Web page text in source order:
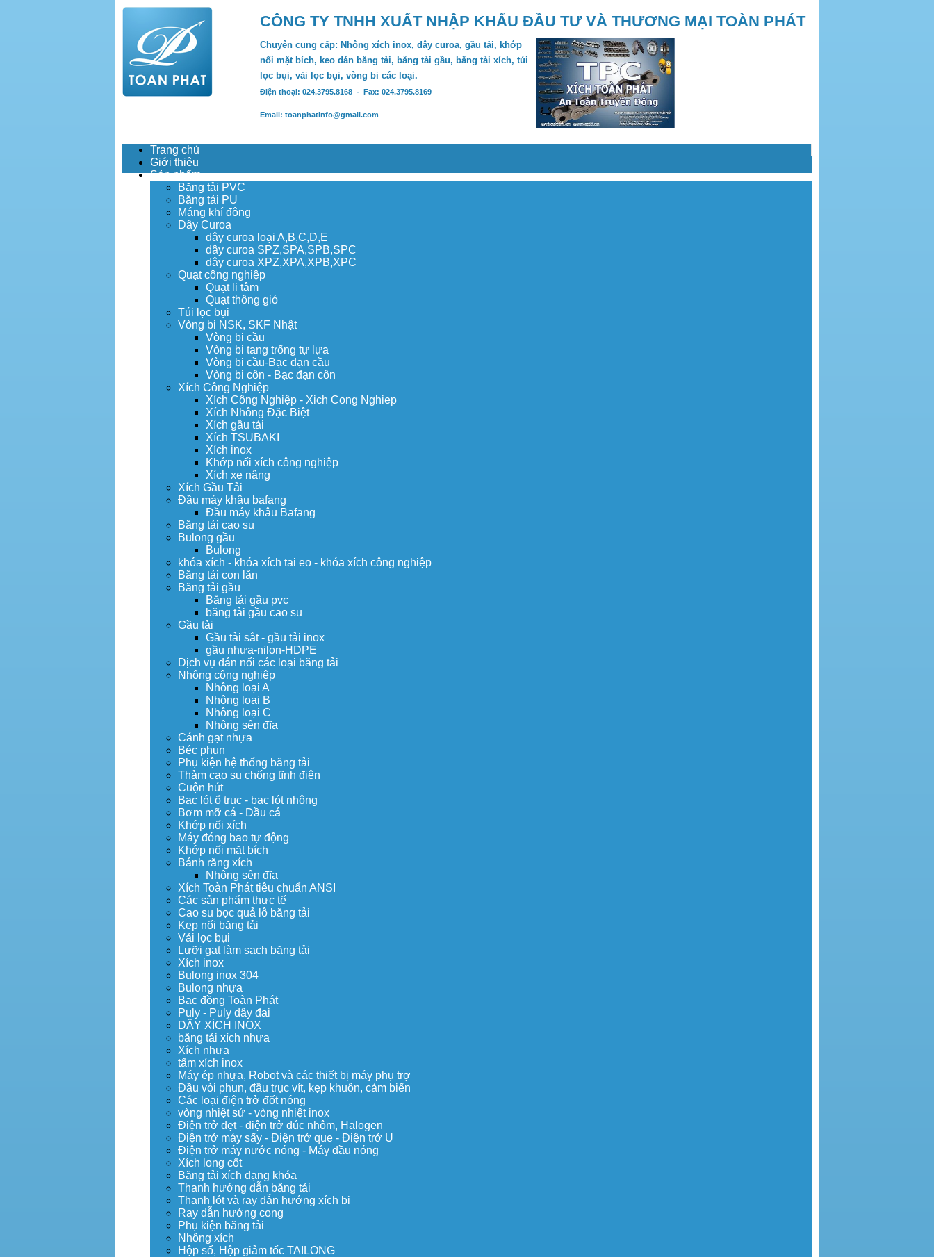
CÔNG TY TNHH XUẤT NHẬP KHẨU ĐẦU TƯ VÀ THƯƠNG MẠI TOÀN PHÁT
Chuyên cung cấp: Nhông xích inox, dây curoa, gầu tải, khớp
nối mặt bích, keo dán băng tải, băng tải gầu, băng tải xích, túi
lọc bụi, vải lọc bụi, vòng bi các loại.
Điện thoại: 024.3795.8168 - Fax: 024.3795.8169
Email: toanphatinfo@gmail.com
Trang chủ
Giới thiệu
Sản phẩm
Băng tải PVC
Băng tải PU
Máng khí động
Dây Curoa
dây curoa loại A,B,C,D,E
dây curoa SPZ,SPA,SPB,SPC
dây curoa XPZ,XPA,XPB,XPC
Quạt công nghiệp
Quạt li tâm
Quạt thông gió
Túi lọc bụi
Vòng bi NSK, SKF Nhật
Vòng bi cầu
Vòng bi tang trống tự lựa
Vòng bi cầu-Bạc đạn cầu
Vòng bi côn - Bạc đạn côn
Xích Công Nghiệp
Xích Công Nghiệp - Xich Cong Nghiep
Xích Nhông Đặc Biệt
Xích gầu tải
Xích TSUBAKI
Xích inox
Khớp nối xích công nghiệp
Xích xe nâng
Xích Gầu Tải
Đầu máy khâu bafang
Đầu máy khâu Bafang
Băng tải cao su
Bulong gầu
Bulong
khóa xích - khóa xích tai eo - khóa xích công nghiệp
Băng tải con lăn
Băng tải gầu
Băng tải gầu pvc
băng tải gầu cao su
Gầu tải
Gầu tải sắt - gầu tải inox
gầu nhựa-nilon-HDPE
Dịch vụ dán nối các loại băng tải
Nhông công nghiệp
Nhông loại A
Nhông loại B
Nhông loại C
Nhông sên đĩa
Cánh gạt nhựa
Béc phun
Phụ kiện hệ thống băng tải
Thảm cao su chống tĩnh điện
Cuộn hút
Bạc lót ổ trục - bạc lót nhông
Bơm mỡ cá - Dầu cá
Khớp nối xích
Máy đóng bao tự động
Khớp nối mặt bích
Bánh răng xích
Nhông sên đĩa
Xích Toàn Phát tiêu chuẩn ANSI
Các sản phẩm thực tế
Cao su bọc quả lô băng tải
Kẹp nối băng tải
Vải lọc bụi
Lưỡi gạt làm sạch băng tải
Xích inox
Bulong inox 304
Bulong nhựa
Bạc đồng Toàn Phát
Puly - Puly dây đai
DÂY XÍCH INOX
băng tải xích nhựa
Xích nhựa
tấm xích inox
Máy ép nhựa, Robot và các thiết bị máy phụ trợ
Đầu vòi phun, đầu trục vít, kẹp khuôn, cảm biến
Các loại điện trở đốt nóng
vòng nhiệt sứ - vòng nhiệt inox
Điện trở dẹt - điện trở đúc nhôm, Halogen
Điện trở máy sấy - Điện trở que - Điện trở U
Điện trở máy nước nóng - Máy dầu nóng
Xích long cốt
Băng tải xích dạng khóa
Thanh hướng dẫn băng tải
Thanh lót và ray dẫn hướng xích bi
Ray dẫn hướng cong
Phụ kiện băng tải
Nhông xích
Hộp số, Hộp giảm tốc TAILONG